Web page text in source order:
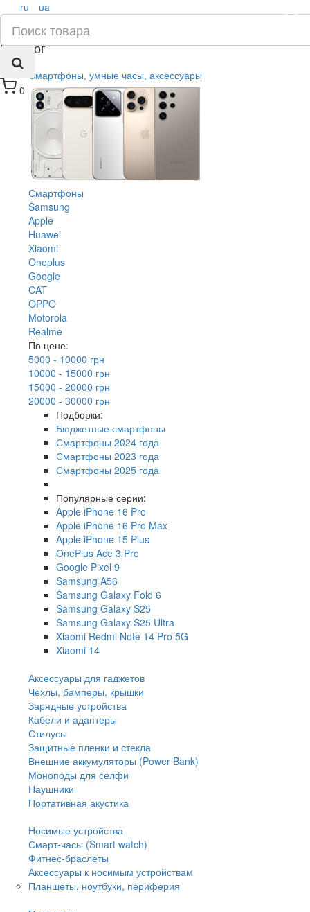
0
×
ru ua
Каталог
Смартфоны, умные часы, аксессуары
Смартфоны
Samsung
Apple
Huawei
Xiaomi
Oneplus
Google
CAT
OPPO
Motorola
Realme
По цене:
5000 - 10000 грн
10000 - 15000 грн
15000 - 20000 грн
20000 - 30000 грн
Подборки:
Бюджетные смартфоны
Смартфоны 2024 года
Смартфоны 2023 года
Смартфоны 2025 года
Популярные серии:
Apple iPhone 16 Pro
Apple iPhone 16 Pro Max
Apple iPhone 15 Plus
OnePlus Ace 3 Pro
Google Pixel 9
Samsung A56
Samsung Galaxy Fold 6
Samsung Galaxy S25
Samsung Galaxy S25 Ultra
Xiaomi Redmi Note 14 Pro 5G
Xiaomi 14
Аксессуары для гаджетов
Чехлы, бамперы, крышки
Зарядные устройства
Кабели и адаптеры
Стилусы
Защитные пленки и стекла
Внешние аккумуляторы (Power Bank)
Моноподы для селфи
Наушники
Портативная акустика
Носимые устройства
Смарт-часы (Smart watch)
Фитнес-браслеты
Аксессуары к носимым устройствам
Планшеты, ноутбуки, периферия